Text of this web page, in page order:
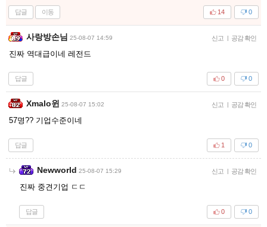
답글 이동 0
14
사랑방손님 25-08-07 14:59 신고 | 공감 확인
진짜 역대급이네 레전드
답글 0
0
Xmalo윈 25-08-07 15:02 신고 | 공감 확인
57명?? 기업수준이네
답글 0
1
Newworld 25-08-07 15:29 신고 | 공감 확인
진짜 중견기업 ㄷㄷ
답글 0
0